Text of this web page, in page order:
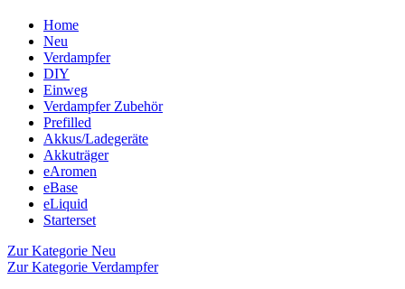
Home
Neu
Verdampfer
DIY
Einweg
Verdampfer Zubehör
Prefilled
Akkus/Ladegeräte
Akkuträger
eAromen
eBase
eLiquid
Starterset
Zur Kategorie Neu
Zur Kategorie Verdampfer